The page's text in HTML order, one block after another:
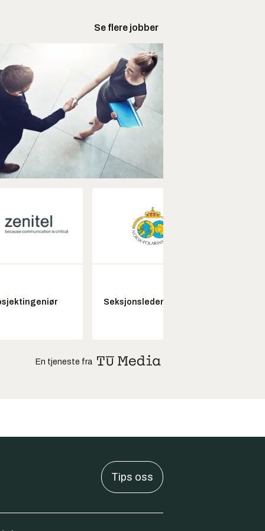
Se flere jobber
Seksjonsleder Nye Troll
En tjeneste fra
Tips oss